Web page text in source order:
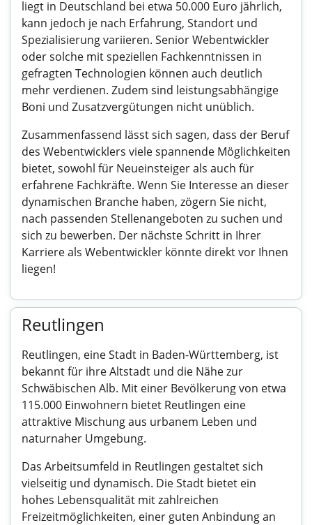
liegt in Deutschland bei etwa 50.000 Euro jährlich,
kann jedoch je nach Erfahrung, Standort und
Spezialisierung variieren. Senior Webentwickler
oder solche mit speziellen Fachkenntnissen in
gefragten Technologien können auch deutlich
mehr verdienen. Zudem sind leistungsabhängige
Boni und Zusatzvergütungen nicht unüblich.
Zusammenfassend lässt sich sagen, dass der Beruf
des Webentwicklers viele spannende Möglichkeiten
bietet, sowohl für Neueinsteiger als auch für
erfahrene Fachkräfte. Wenn Sie Interesse an dieser
dynamischen Branche haben, zögern Sie nicht,
nach passenden Stellenangeboten zu suchen und
sich zu bewerben. Der nächste Schritt in Ihrer
Karriere als Webentwickler könnte direkt vor Ihnen
liegen!
Reutlingen
Reutlingen, eine Stadt in Baden-Württemberg, ist
bekannt für ihre Altstadt und die Nähe zur
Schwäbischen Alb. Mit einer Bevölkerung von etwa
115.000 Einwohnern bietet Reutlingen eine
attraktive Mischung aus urbanem Leben und
naturnaher Umgebung.
Das Arbeitsumfeld in Reutlingen gestaltet sich
vielseitig und dynamisch. Die Stadt bietet ein
hohes Lebensqualität mit zahlreichen
Freizeitmöglichkeiten, einer guten Anbindung an